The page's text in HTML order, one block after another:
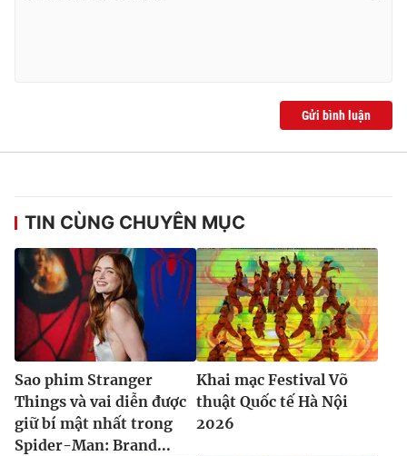
Gửi bình luận
TIN CÙNG CHUYÊN MỤC
Sao phim Stranger
Things và vai diễn được
giữ bí mật nhất trong
Spider-Man: Brand...
Khai mạc Festival Võ
thuật Quốc tế Hà Nội
2026